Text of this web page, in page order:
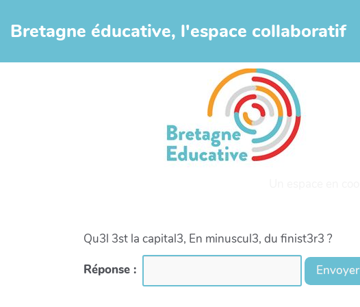
Bretagne éducative, l'espace collaboratif
Qu3l 3st la capital3, En minuscul3, du finist3r3 ?
Réponse :
Envoyer